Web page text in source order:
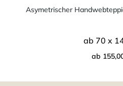
Asymetrischer
ab 70 x
ab